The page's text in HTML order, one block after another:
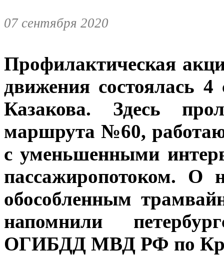
07 сентября 2020
Профилактическая
движения состоялась
Казакова. Здесь
маршрута №60,
с уменьшенными
пассажиропотоком. О
обособленным
напомнили
ОГИБДД МВД РФ по